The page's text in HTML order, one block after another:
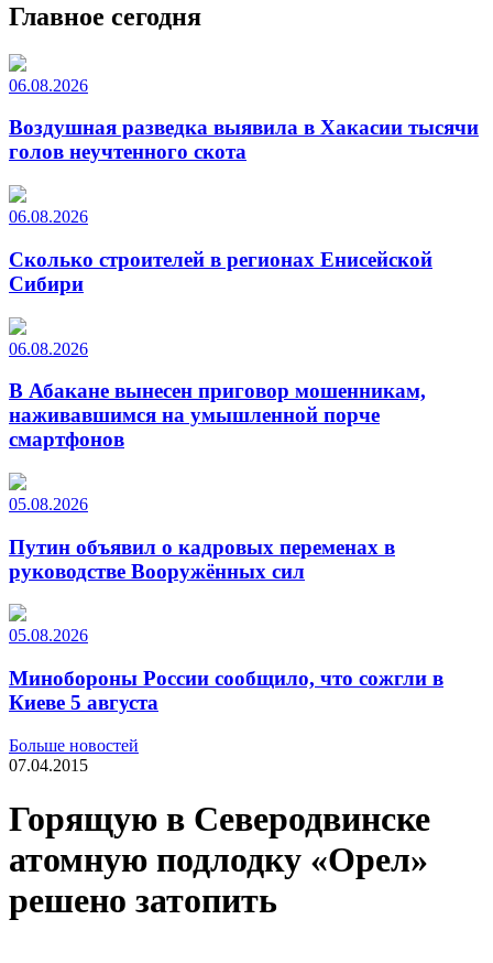
Главное сегодня
06.08.2026
Воздушная разведка выявила в Хакасии тысячи
голов неучтенного скота
06.08.2026
Сколько строителей в регионах Енисейской
Сибири
06.08.2026
В Абакане вынесен приговор мошенникам,
наживавшимся на умышленной порче
смартфонов
05.08.2026
Путин объявил о кадровых переменах в
руководстве Вооружённых сил
05.08.2026
Минобороны России сообщило, что сожгли в
Киеве 5 августа
Больше новостей
07.04.2015
Горящую в Северодвинске
атомную подлодку «Орел»
решено затопить